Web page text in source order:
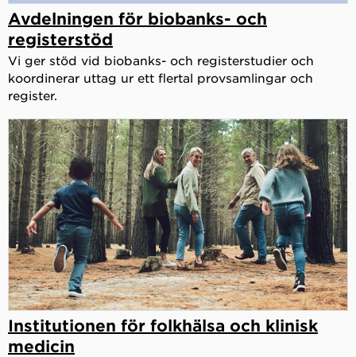
Avdelningen för biobanks- och
registerstöd
Vi ger stöd vid biobanks- och registerstudier och
koordinerar uttag ur ett flertal provsamlingar och
register.
Institutionen för folkhälsa och klinisk
medicin